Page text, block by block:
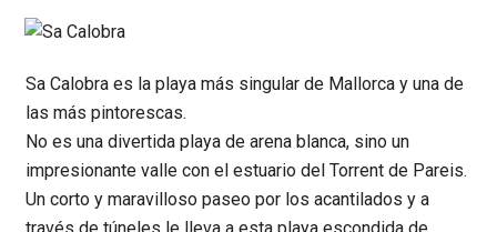
Sa Calobra es la playa más singular de Mallorca y una de
las más pintorescas.
No es una divertida playa de arena blanca, sino un
impresionante valle con el estuario del Torrent de Pareis.
Un corto y maravilloso paseo por los acantilados y a
través de túneles le lleva a esta playa escondida de